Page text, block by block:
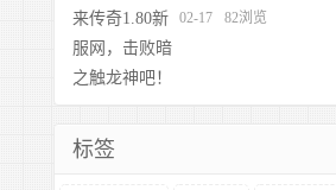
02-17 82浏览
标签